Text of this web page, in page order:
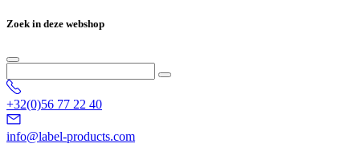
Zoek in deze webshop
+32(0)56 77 22 40
info@label-products.com